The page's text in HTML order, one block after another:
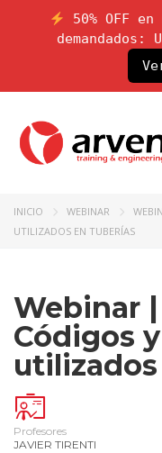
INICIO WEBINAR
UTILIZADOS EN TUBERÍAS
Webinar |
Códigos
Profesores
JAVIER TIRENTI
50% OFF
demandados: